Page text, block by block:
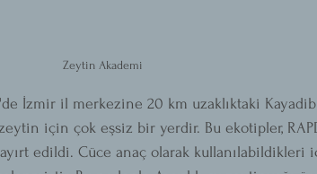
Zeytin Akademi
İzmir il merkezine 20 km uzaklıktaki
için çok eşsiz bir yerdir. Bu ekotipler,
edildi. Cüce anaç olarak kullanılabildikleri